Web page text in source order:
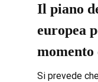
Il piano
europea
Si prevede